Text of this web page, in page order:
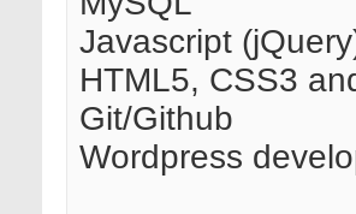
Javascript
HTML5, CSS3
Git/Github
Wordpress